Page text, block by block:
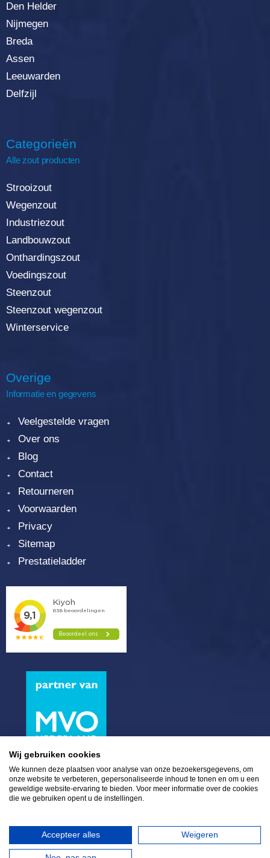
Den Helder
Nijmegen
Breda
Assen
Leeuwarden
Delfzijl
Categorieën
Alle zout producten
Strooizout
Wegenzout
Industriezout
Landbouwzout
Onthardingszout
Voedingszout
Steenzout
Steenzout wegenzout
Winterservice
Overige
Informatie en gegevens
Veelgestelde vragen
Over ons
Blog
Contact
Retourneren
Voorwaarden
Privacy
Sitemap
Prestatieladder
info@eurosalt.nl|LinkedIn Facebook
Wij gebruiken cookies
We kunnen deze plaatsen voor analyse van onze bezoekersgegevens, om
onze website te verbeteren, gepersonaliseerde inhoud te tonen en om u een
geweldige website-ervaring te bieden. Voor meer informatie over de cookies
die we gebruiken opent u de instellingen.
Accepteer alles Weigeren